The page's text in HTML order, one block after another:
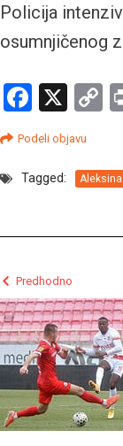
Policija
osumnjičenog
X
Podeli objavu
Tagged:
Predhodno